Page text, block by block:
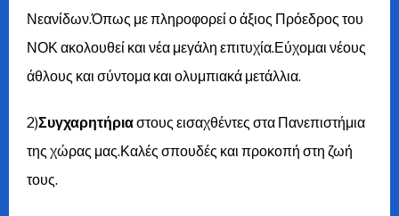
Νεανίδων.Όπως με πληροφορεί ο άξιος Πρόεδρος του
ΝΟΚ ακολουθεί και νέα μεγάλη επιτυχία.Εύχομαι νέους
άθλους και σύντομα και ολυμπιακά μετάλλια.
2)Συγχαρητήριαστους εισαχθέντες στα Πανεπιστήμια
της χώρας μας.Καλές σπουδές και προκοπή στη ζωή
τους.